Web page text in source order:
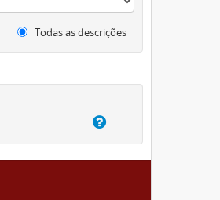
Todas as descrições